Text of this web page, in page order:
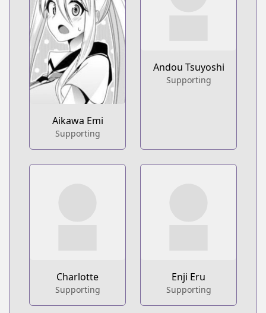
Aikawa Emi
Supporting
Andou Tsuyoshi
Supporting
Charlotte
Supporting
Enji Eru
Supporting